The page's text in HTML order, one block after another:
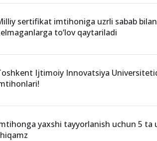
sertifikat imtihoniga uzrli sabab bilan
to‘lov qaytariladi
Ijtimoiy Innovatsiya
yaxshi tayyorlanish uchun 5 ta